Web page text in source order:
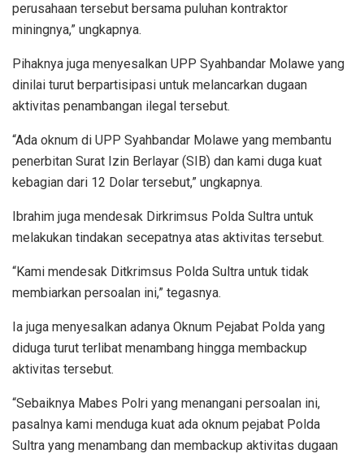
perusahaan tersebut bersama puluhan kontraktor
miningnya,” ungkapnya.
Pihaknya juga menyesalkan UPP Syahbandar Molawe yang
dinilai turut berpartisipasi untuk melancarkan dugaan
aktivitas penambangan ilegal tersebut.
“Ada oknum di UPP Syahbandar Molawe yang membantu
penerbitan Surat Izin Berlayar (SIB) dan kami duga kuat
kebagian dari 12 Dolar tersebut,” ungkapnya.
Ibrahim juga mendesak Dirkrimsus Polda Sultra untuk
melakukan tindakan secepatnya atas aktivitas tersebut.
“Kami mendesak Ditkrimsus Polda Sultra untuk tidak
membiarkan persoalan ini,” tegasnya.
Ia juga menyesalkan adanya Oknum Pejabat Polda yang
diduga turut terlibat menambang hingga membackup
aktivitas tersebut.
“Sebaiknya Mabes Polri yang menangani persoalan ini,
pasalnya kami menduga kuat ada oknum pejabat Polda
Sultra yang menambang dan membackup aktivitas dugaan